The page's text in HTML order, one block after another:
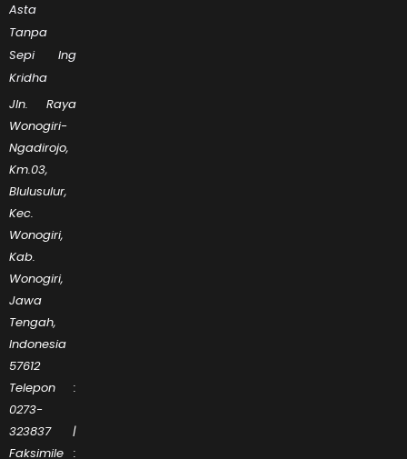
Asta
Tanpa
Sepi Ing
Kridha
Jln. Raya
Wonogiri-
Ngadirojo,
Km.03,
Blulusulur,
Kec.
Wonogiri,
Kab.
Wonogiri,
Jawa
Tengah,
Indonesia
57612
Telepon :
0273-
323837 |
Faksimile :